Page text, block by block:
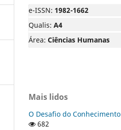
e-ISSN: 1982-1662
Qualis: A4
Área: Ciências Humanas
Mais lidos
O Desafio do Conhecimento
682